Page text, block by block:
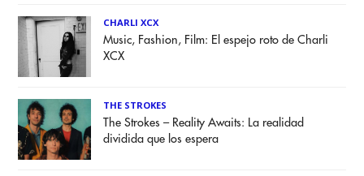
CHARLI XCX
Music, Fashion, Film: El espejo roto de Charli
XCX
THE STROKES
The Strokes – Reality Awaits: La realidad
dividida que los espera